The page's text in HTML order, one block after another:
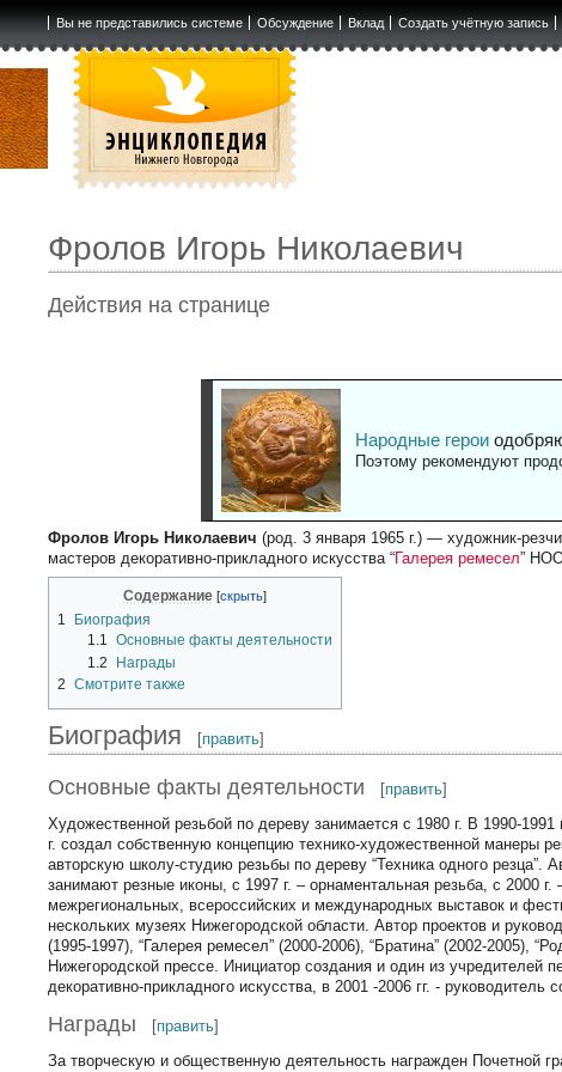
Вы не представились системе Обсуждение Вклад Создать учётную запись
Фролов Игорь Николаевич
Действия на странице
Народные герои
Поэтому рекомендуют
Фролов Игорь Николаевич (род. 3 января 1965 г.) — художник-
мастеров декоративно-прикладного искусства “Галерея ремесел”
Содержание
1
Биография
1.1 Основные факты деятельности
1.2
Награды
2 Смотрите также
Биография [править]
Основные факты деятельности [править]
Художественной резьбой по дереву занимается с 1980 г. В 1990-
г. создал собственную концепцию технико-художественной манеры
авторскую школу-студию резьбы по дереву “Техника одного резца”.
занимают резные иконы, с 1997 г. – орнаментальная резьба, с 2000
межрегиональных, всероссийских и международных выставок и
нескольких музеях Нижегородской области. Автор проектов и
(1995-1997), “Галерея ремесел” (2000-2006), “Братина” (2002-2005),
Нижегородской прессе. Инициатор создания и один из учредителей
декоративно-прикладного искусства, в 2001 -2006 гг. -
Награды [править]
За творческую и общественную деятельность награжден Почетной